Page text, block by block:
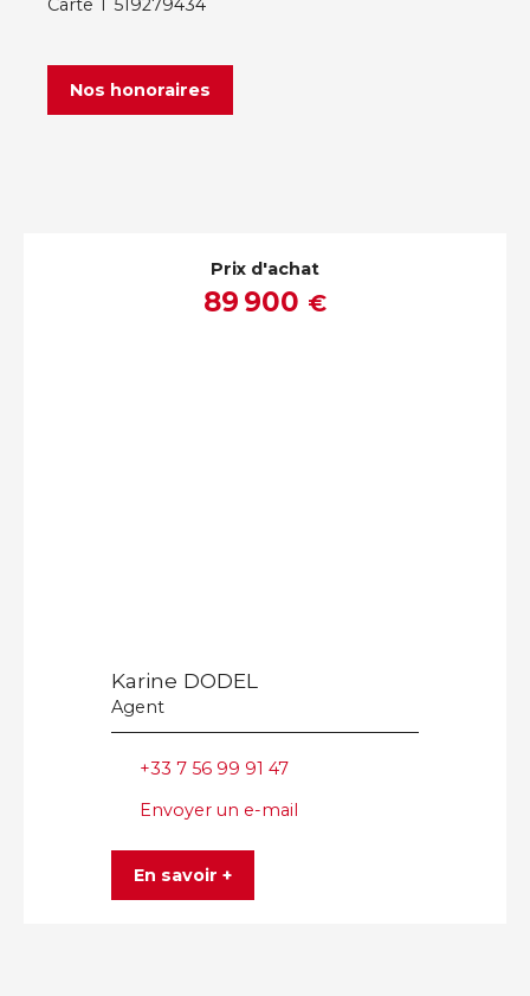
Carte T 519279434
Nos honoraires
Prix d'achat
89 900 €
Karine DODEL
Agent
+33 7 56 99 91 47
Envoyer un e-mail
En savoir +